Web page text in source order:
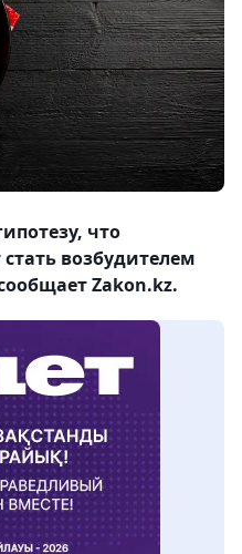
что
возбудителем
Zakon.kz.